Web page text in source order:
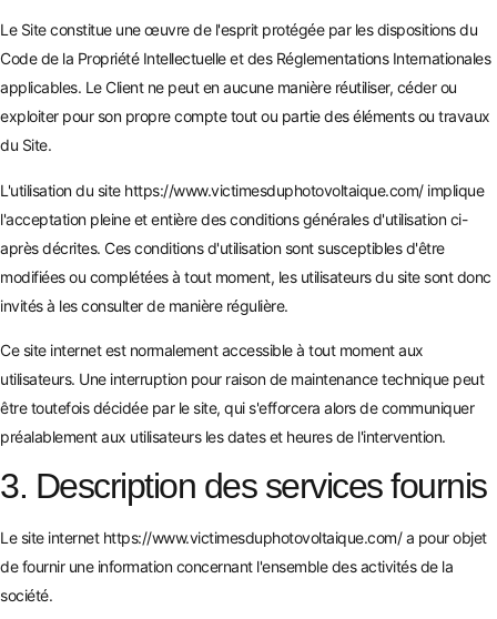
Le Site constitue une œuvre de l'esprit protégée par les dispositions du
Code de la Propriété Intellectuelle et des Réglementations Internationales
applicables. Le Client ne peut en aucune manière réutiliser, céder ou
exploiter pour son propre compte tout ou partie des éléments ou travaux
du Site.
L'utilisation du site https://www.victimesduphotovoltaique.com/implique
l'acceptation pleine et entière des conditions générales d'utilisation ci-
après décrites. Ces conditions d'utilisation sont susceptibles d'être
modifiées ou complétées à tout moment, les utilisateurs du site sont donc
invités à les consulter de manière régulière.
Ce site internet est normalement accessible à tout moment aux
utilisateurs. Une interruption pour raison de maintenance technique peut
être toutefois décidée par le site, qui s'efforcera alors de communiquer
préalablement aux utilisateurs les dates et heures de l'intervention.
3. Description des services fournis
Le site internet https://www.victimesduphotovoltaique.com/a pour objet
de fournir une information concernant l'ensemble des activités de la
société.